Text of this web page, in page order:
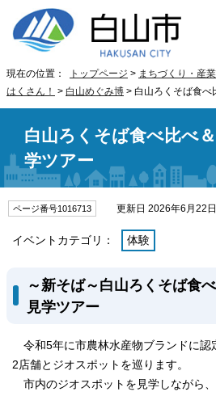
現在の位置： トップページ > まちづくり・産業
はくさん！ > 白山めぐみ博 > 白山ろくそば食べ
白山ろくそば食べ比べ
学ツアー
ページ番号1016713 更新日 2026年6月22日
イベントカテゴリ： 体験
～新そば～白山ろくそば食
見学ツアー
令和5年に市農林水産物ブランドに認
2店舗とジオスポットを巡ります。
市内のジオスポットを見学しながら